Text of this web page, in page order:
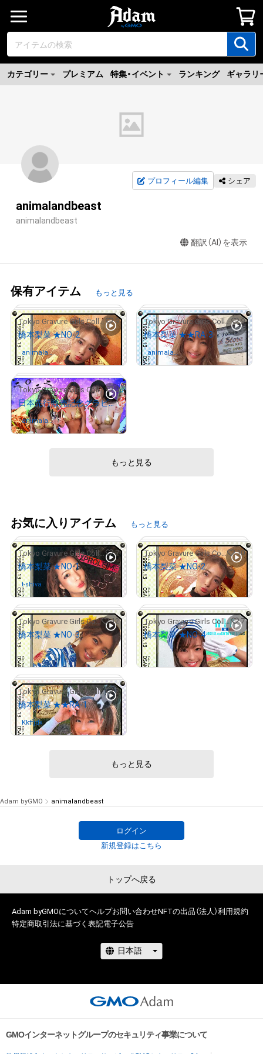
カテゴリー プレミアム 特集・イベント ランキング ギャラリ
プロフィール編集 シェア
animalandbeast
animalandbeast
翻訳（AI）を表示
保有アイテム もっと見る
Tokyo Gravure Girls Collections 9
橋本梨菜 ★NO-2
animalan
dbeast
さんが保有中
Tokyo Gravure Girls Collections 9
橋本梨菜 ★★RA-3
animalan
dbeast
さんが保有中
# 1152/2022
Tokyo Gravure Girls Collections 0
日本先行販売記念グラビアCGアート
animalan
dbeast
さんが保有中
もっと見る
お気に入りアイテム もっと見る
# 2/50
Tokyo Gravure Girls Collections 7
橋本梨菜 ★NO-1
t-shiva さんが保有中
Tokyo Gravure Girls Collections 10
橋本梨菜 ★NO-2
販売期間外
Tokyo Gravure Girls Collections 12
橋本梨菜 ★NO-3
¥3,000
Tokyo Gravure Girls Collections 7
橋本梨菜 ★NO-4
¥6,000
# 3/50
Tokyo Gravure Girls Collections 2
橋本梨菜 ★★RA-1
Kktfjdxさんが保有中
もっと見る
Adam byGMO animalandbeast
ログイン
新規登録はこちら
トップへ戻る
Adam byGMOについてヘルプお問い合わせNFTの出品（法人）利用規約
特定商取引法に基づく表記電子公告
GMOインターネットグループのセキュリティ事業について